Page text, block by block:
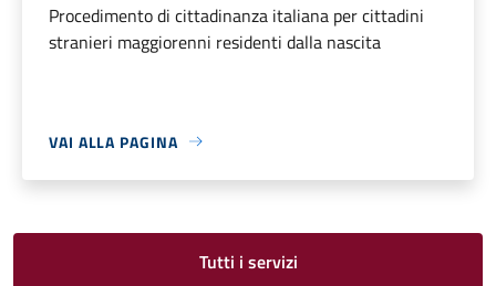
Procedimento di cittadinanza italiana per cittadini
stranieri maggiorenni residenti dalla nascita
VAI ALLA PAGINA
Tutti i servizi